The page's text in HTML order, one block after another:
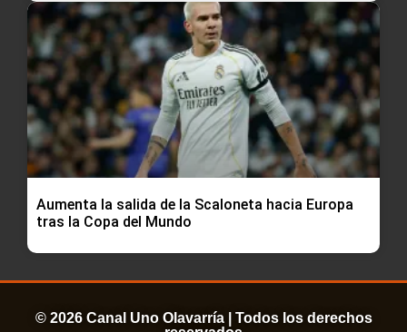
Aumenta la salida de la Scaloneta hacia Europa
tras la Copa del Mundo
© 2026 Canal Uno Olavarría | Todos los derechos